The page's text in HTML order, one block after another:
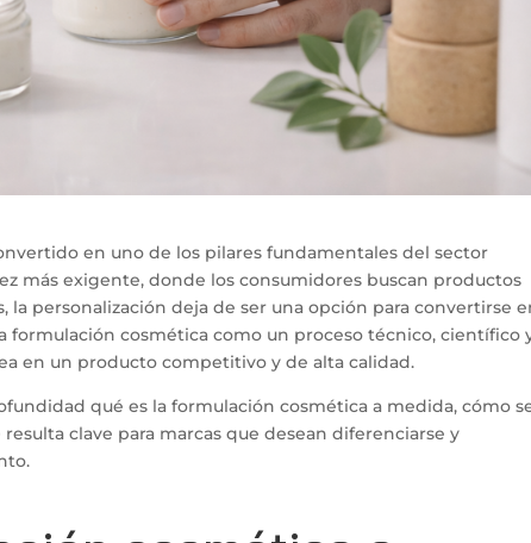
en uno de los pilares fundamentales del sector
más exigente, donde los consumidores buscan productos
la personalización deja de ser una opción para convertirse
formulación cosmética como un proceso técnico, científico
en un producto competitivo y de alta calidad.
qué es la formulación cosmética a medida, cómo
clave para marcas que desean diferenciarse y